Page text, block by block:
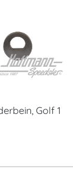
Golf 1